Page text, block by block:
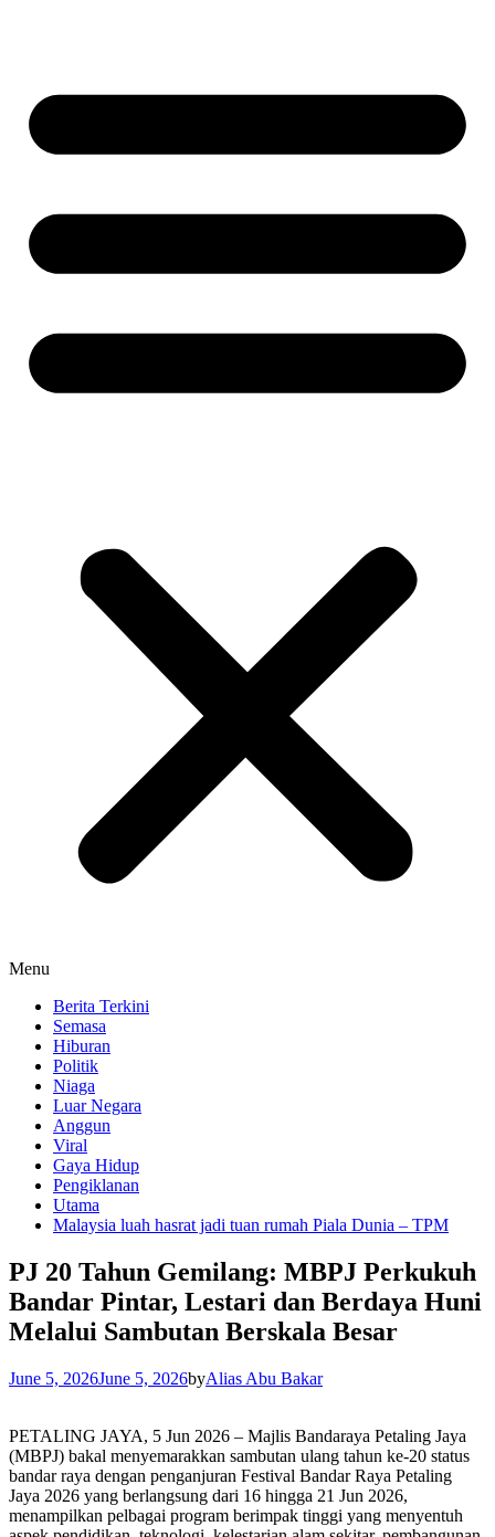
Menu
Berita Terkini
Semasa
Hiburan
Politik
Niaga
Luar Negara
Anggun
Viral
Gaya Hidup
Pengiklanan
Utama
Malaysia luah hasrat jadi tuan rumah Piala Dunia – TPM
PJ 20 Tahun Gemilang: MBPJ Perkukuh
Bandar Pintar, Lestari dan Berdaya Huni
Melalui Sambutan Berskala Besar
June 5, 2026June 5, 2026byAlias Abu Bakar
PETALING JAYA, 5 Jun 2026 – Majlis Bandaraya Petaling Jaya
(MBPJ) bakal menyemarakkan sambutan ulang tahun ke-20 status
bandar raya dengan penganjuran Festival Bandar Raya Petaling
Jaya 2026 yang berlangsung dari 16 hingga 21 Jun 2026,
menampilkan pelbagai program berimpak tinggi yang menyentuh